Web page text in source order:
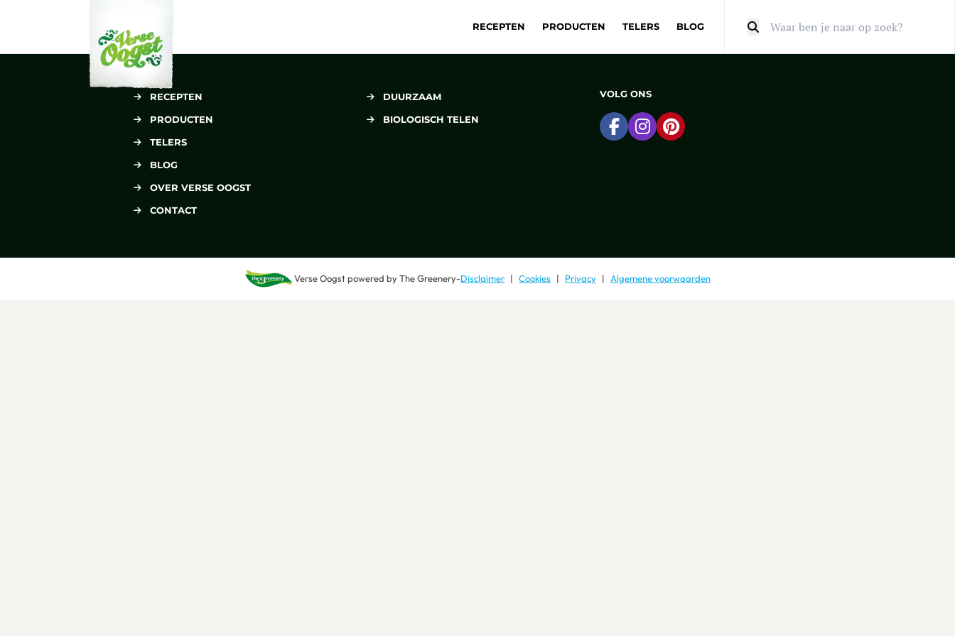
RECEPTEN PRODUCTEN TELERS BLOG
RECEPTEN
PRODUCTEN
TELERS
BLOG
OVER VERSE OOGST
CONTACT
DUURZAAM
BIOLOGISCH TELEN
VOLG ONS
Ga naar Facebook
Ga naar Instagram
Ga naar Pinterest
Verse Oogstpowered byThe Greenery-Disclaimer Cookies Privacy Algemene voorwaarden